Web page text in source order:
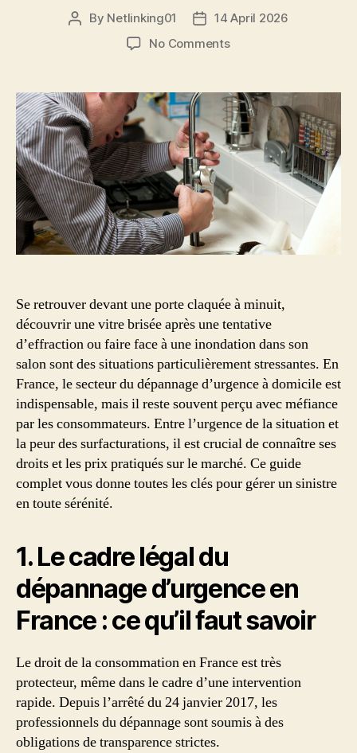
Post
By Netlinking01
Post
date
14 April 2026
No Commentson
à
domicile
:
quels
sont
vos
droits
les
tarifs
en
France
?
Se retrouver devant une porte claquée à minuit,
découvrir une vitre brisée après une tentative
d’effraction ou faire face à une inondation dans son
salon sont des situations particulièrement stressantes. En
France, le secteur du dépannage d’urgence à domicile est
indispensable, mais il reste souvent perçu avec méfiance
par les consommateurs. Entre l’urgence de la situation et
la peur des surfacturations, il est crucial de connaître ses
droits et les prix pratiqués sur le marché. Ce guide
complet vous donne toutes les clés pour gérer un sinistre
en toute sérénité.
1. Le cadre légal du
dépannage d’urgence en
France : ce qu’il faut savoir
Le droit de la consommation en France est très
protecteur, même dans le cadre d’une intervention
rapide. Depuis l’arrêté du 24 janvier 2017, les
professionnels du dépannage sont soumis à des
obligations de transparence strictes.